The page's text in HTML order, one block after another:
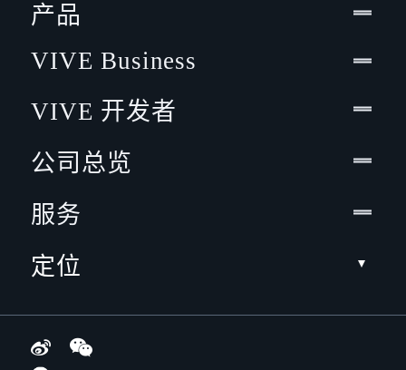
产品
VIVE Business
VIVE 开发者
公司总览
服务
定位